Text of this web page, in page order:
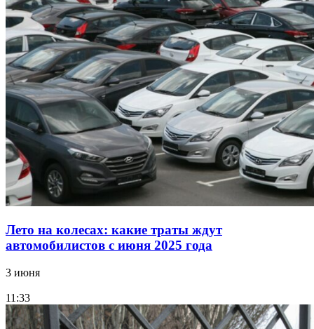
Лето на колесах: какие траты ждут
автомобилистов с июня 2025 года
3 июня
11:33